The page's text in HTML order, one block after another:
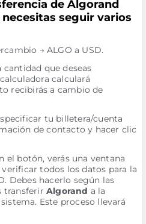
de Algorand
necesitas seguir varios
→ ALGO a USD.
que deseas
calculará
recibirás a cambio de
tu billetera/cuenta
de contacto y hacer clic
el botón, verás una ventana
todos los datos para la
Debes hacerlo según las
transferir Algorand a la
Este proceso llevará